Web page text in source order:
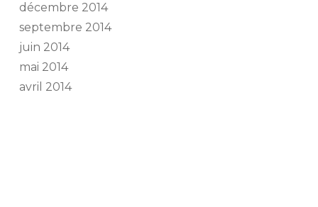
décembre 2014
septembre 2014
juin 2014
mai 2014
avril 2014